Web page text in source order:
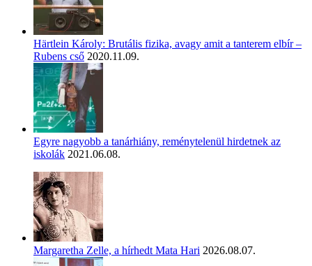
Härtlein Károly: Brutális fizika, avagy amit a tanterem elbír –
Rubens cső 2020.11.09.
Egyre nagyobb a tanárhiány, reménytelenül hirdetnek az
iskolák 2021.06.08.
Margaretha Zelle, a hírhedt Mata Hari 2026.08.07.